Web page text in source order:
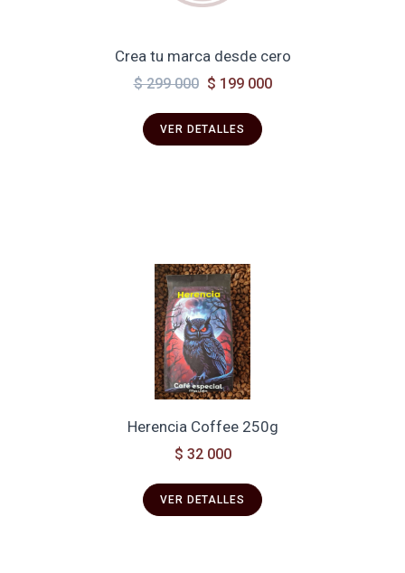
Crea tu marca desde cero
$ 299 000 $ 199 000
VER DETALLES
Herencia Coffee 250g
$ 32 000
VER DETALLES